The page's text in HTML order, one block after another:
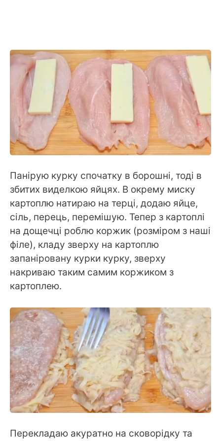
Панірую курку спочатку в борошні, тоді в
збитих виделкою яйцях. В окрему миску
картоплю натираю на терці, додаю яйце,
сіль, перець, перемішую. Тепер з картоплі
на дощечці роблю коржик (розміром з наші
філе), кладу зверху на картоплю
запаніровану курки курку, зверху
накриваю таким самим коржиком з
картоплею.
Перекладаю акуратно на сковорідку та